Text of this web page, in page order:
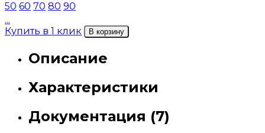
50 60 70 80 90
...
Купить в 1 клик
В корзину
Описание
Характеристики
Документация (7)